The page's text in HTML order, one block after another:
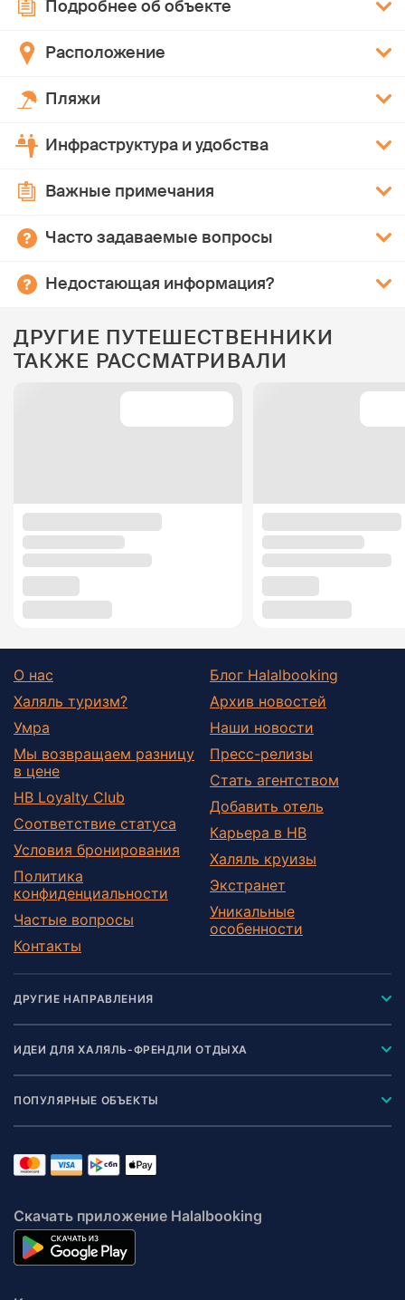
Подробнее об объекте
Расположение
Пляжи
Инфраструктура и удобства
Важные примечания
Часто задаваемые вопросы
Недостающая информация?
ДРУГИЕ ПУТЕШЕСТВЕННИКИ
ТАКЖЕ РАССМАТРИВАЛИ
О нас
Халяль туризм?
Умра
Мы возвращаем разницу
в цене
HB Loyalty Club
Соответствие статуса
Условия бронирования
Политика
конфиденциальности
Частые вопросы
Контакты
Блог Halalbooking
Архив новостей
Наши новости
Пресс-релизы
Стать агентством
Добавить отель
Карьера в HB
Халяль круизы
Экстранет
Уникальные
особенности
ДРУГИЕ НАПРАВЛЕНИЯ
ИДЕИ ДЛЯ ХАЛЯЛЬ-ФРЕНДЛИ ОТДЫХА
ПОПУЛЯРНЫЕ ОБЪЕКТЫ
Скачать приложение Halalbooking